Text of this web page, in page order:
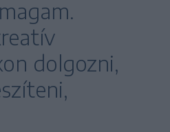
dolgozni,